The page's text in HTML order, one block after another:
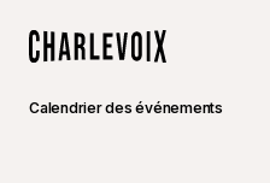
Calendrier des événements